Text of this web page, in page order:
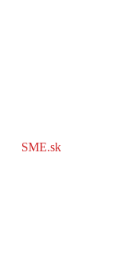
SME.sk